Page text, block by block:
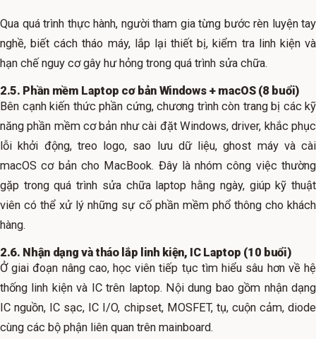
Qua quá trình thực hành, người tham gia từng bước rèn luyện tay
nghề, biết cách tháo máy, lắp lại thiết bị, kiểm tra linh kiện và
hạn chế nguy cơ gây hư hỏng trong quá trình sửa chữa.
2.5. Phần mềm Laptop cơ bản Windows + macOS (8 buổi)
Bên cạnh kiến thức phần cứng, chương trình còn trang bị các kỹ
năng phần mềm cơ bản như cài đặt Windows, driver, khắc phục
lỗi khởi động, treo logo, sao lưu dữ liệu, ghost máy và cài
macOS cơ bản cho MacBook. Đây là nhóm công việc thường
gặp trong quá trình sửa chữa laptop hằng ngày, giúp kỹ thuật
viên có thể xử lý những sự cố phần mềm phổ thông cho khách
hàng.
2.6. Nhận dạng và tháo lắp linh kiện, IC Laptop (10 buổi)
Ở giai đoạn nâng cao, học viên tiếp tục tìm hiểu sâu hơn về hệ
thống linh kiện và IC trên laptop. Nội dung bao gồm nhận dạng
IC nguồn, IC sạc, IC I/O, chipset, MOSFET, tụ, cuộn cảm, diode
cùng các bộ phận liên quan trên mainboard.